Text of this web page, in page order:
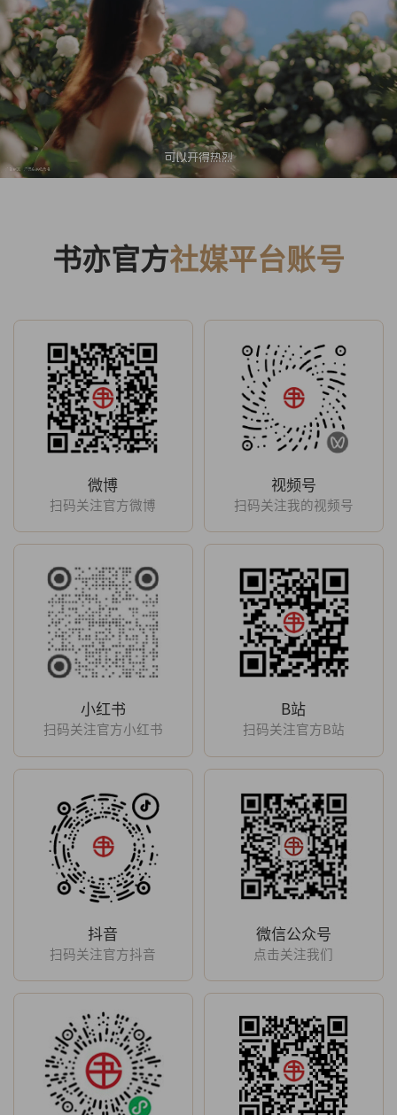
书亦官方社媒平台账号
微博
扫码关注官方微博
视频号
扫码关注我的视频号
小红书
扫码关注官方小红书
B站
扫码关注官方B站
抖音
扫码关注官方抖音
微信公众号
点击关注我们